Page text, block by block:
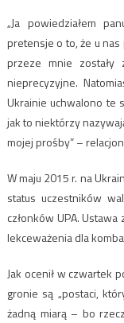
„Ja powiedziałem
pretensje o to, że u
przeze mnie
nieprecyzyjne.
Ukrainie uchwalono te
jak to niektórzy
mojej prośby” –
W maju 2015 r. na
status uczestników
członków UPA.
lekceważenia dla
Jak ocenił w czwartek
gronie są „postaci,
żadną miarą – bo